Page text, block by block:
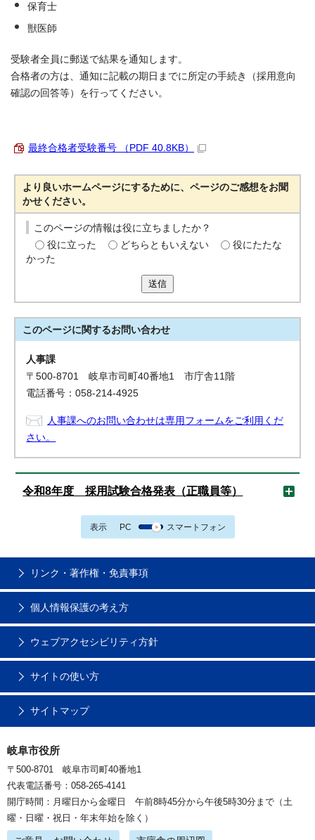
保育士
獣医師
受験者全員に郵送で結果を通知します。
合格者の方は、通知に記載の期日までに所定の手続き（採用意向
確認の回答等）を行ってください。
最終合格者受験番号 （PDF 40.8KB）
より良いホームページにするために、ページのご感想をお聞
かせください。
このページの情報は役に立ちましたか？
役に立った
どちらともいえない
役にたたな
かった
送信
このページに関するお問い合わせ
人事課
〒500-8701 岐阜市司町40番地1 市庁舎11階
電話番号：058-214-4925
人事課へのお問い合わせは専用フォームをご利用くだ
さい。
令和8年度 採用試験合格発表（正職員等）
表示 PC スマートフォン
リンク・著作権・免責事項
個人情報保護の考え方
ウェブアクセシビリティ方針
サイトの使い方
サイトマップ
岐阜市役所
〒500-8701 岐阜市司町40番地1
代表電話番号：058-265-4141
開庁時間：月曜日から金曜日 午前8時45分から午後5時30分まで（土
曜・日曜・祝日・年末年始を除く）